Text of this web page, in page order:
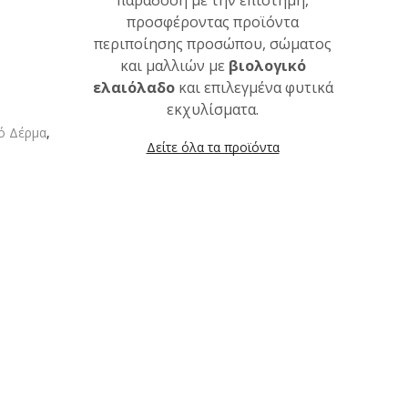
Δέρμα,
προσφέροντας προϊόντα
περιποίησης προσώπου, σώματος
και μαλλιών με βιολογικό
ελαιόλαδοκαι επιλεγμένα φυτικά
εκχυλίσματα.
Δείτε όλα τα προϊόντα